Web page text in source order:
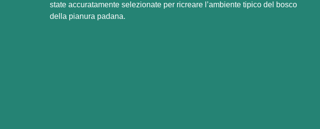
state accuratamente selezionate per ricreare l’ambiente tipico del bosco
della pianura padana.